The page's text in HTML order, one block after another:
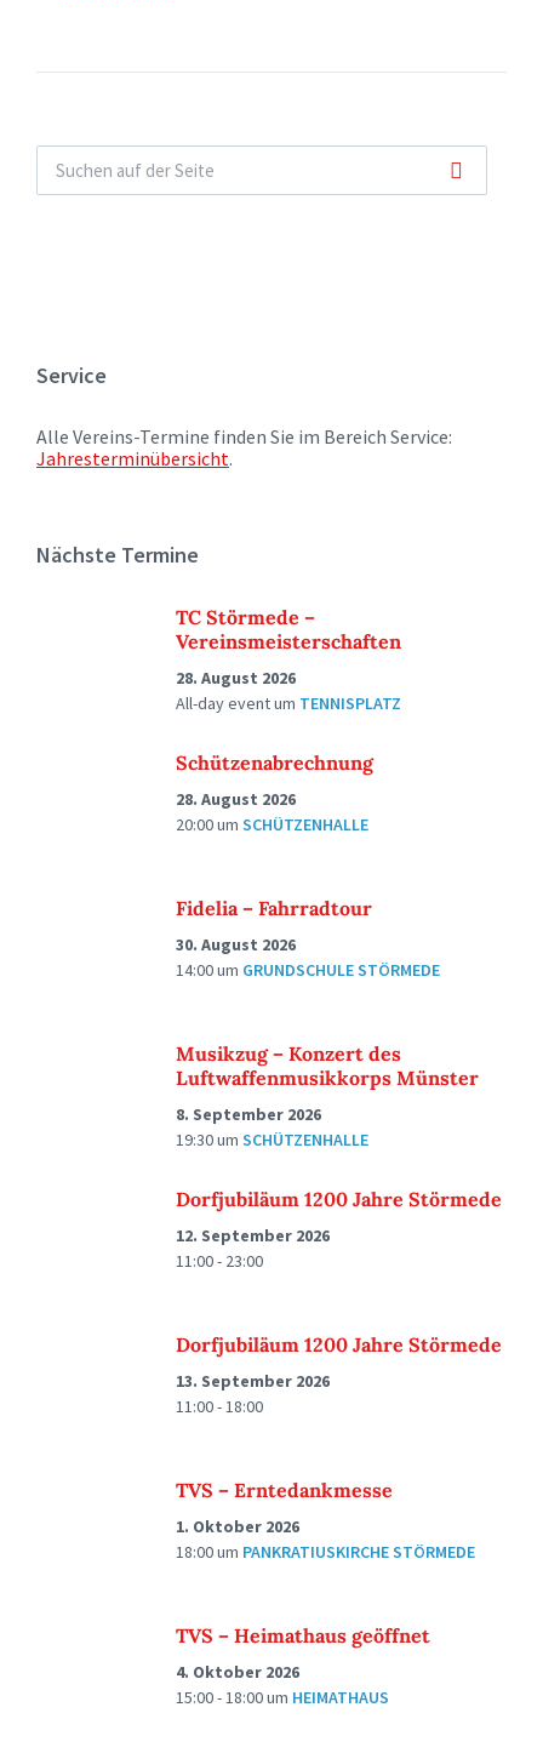
Service
Alle Vereins-Termine finden Sie im Bereich Service:
Jahresterminübersicht.
Nächste Termine
TC Störmede –
Vereinsmeisterschaften
28. August 2026
All-day eventum TENNISPLATZ
Schützenabrechnung
28. August 2026
20:00um SCHÜTZENHALLE
Fidelia – Fahrradtour
30. August 2026
14:00um GRUNDSCHULE STÖRMEDE
Musikzug – Konzert des
Luftwaffenmusikkorps Münster
8. September 2026
19:30um SCHÜTZENHALLE
Dorfjubiläum 1200 Jahre Störmede
12. September 2026
11:00 - 23:00
Dorfjubiläum 1200 Jahre Störmede
13. September 2026
11:00 - 18:00
TVS – Erntedankmesse
1. Oktober 2026
18:00um PANKRATIUSKIRCHE STÖRMEDE
TVS – Heimathaus geöffnet
4. Oktober 2026
15:00 - 18:00um HEIMATHAUS